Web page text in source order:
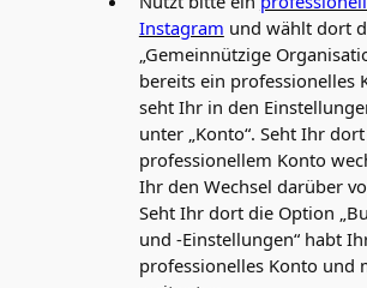
Instagram und wählt dort
„Gemeinnützige
bereits ein professionelles
seht Ihr in den
unter „Konto“. Seht Ihr
professionellem Konto
Ihr den Wechsel darüber
Seht Ihr dort die Option
und -Einstellungen“ habt
professionelles Konto und